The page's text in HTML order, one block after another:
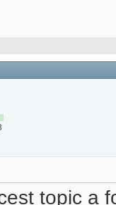
topic a